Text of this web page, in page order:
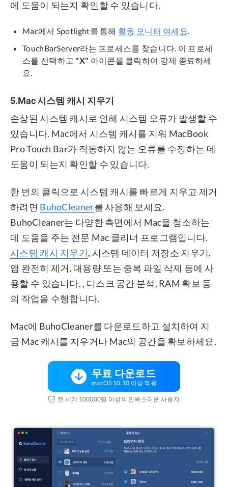
에 도움이 되는지 확인할 수 있습니다.
Mac에서 Spotlight를 통해 활동 모니터 여세요.
TouchBarServer라는 프로세스를 찾습니다. 이 프로세
스를 선택하고 "X" 아이콘을 클릭하여 강제 종료하세
요.
5.Mac 시스템 캐시 지우기
손상된 시스템 캐시로 인해 시스템 오류가 발생할 수
있습니다. Mac에서 시스템 캐시를 지워 MacBook
Pro Touch Bar가 작동하지 않는 오류를 수정하는 데
도움이 되는지 확인할 수 있습니다.
한 번의 클릭으로 시스템 캐시를 빠르게 지우고 제거
하려면 BuhoCleaner를 사용해 보세요.
BuhoCleaner는 다양한 측면에서 Mac을 청소하는
데 도움을 주는 전문 Mac 클리너 프로그램입니다.
시스템 캐시 지우기, 시스템 데이터 저장소 지우기,
앱 완전히 제거, 대용량 또는 중복 파일 삭제 등에 사
용할 수 있습니다. , 디스크 공간 분석, RAM 확보 등
의 작업을 수행합니다.
Mac에 BuhoCleaner를 다운로드하고 설치하여 지
금 Mac 캐시를 지우거나 Mac의 공간을 확보하세요.
무료 다운로드
macOS 10.10 이상 적용
전 세계 100000명 이상의 만족스러운 사용자